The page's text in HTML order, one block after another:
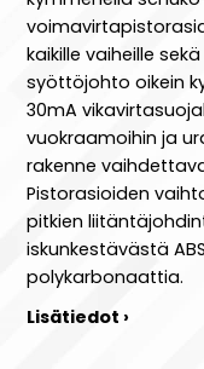
kaikille vaiheille
syöttöjohto oikein
30mA
vuokraamoihin ja
rakenne
Pistorasioiden
pitkien
iskunkestävästä
polykarbonaattia.
Lisätiedot ›